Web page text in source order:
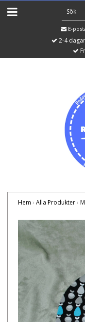
E-
2-4
Hem › Alla Produkter›